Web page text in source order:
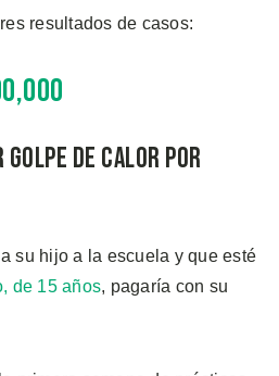
resultados de casos:
de calor por
su hijo a la escuela y que esté
de 15 años, pagaría con su